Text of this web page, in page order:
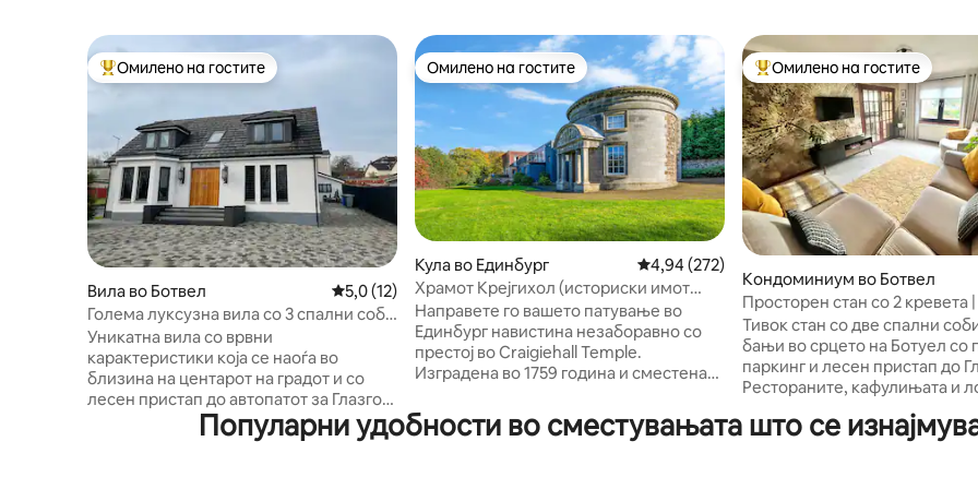
Меѓу најуспешните „Омилени на гостите“
Омилено на гостите
Вила во Ботвел Просечна оцена: 5,0 од 5, 12 рецензии
5,0 (12)
Голема луксузна вила со 3 спални соби
и кино сала
Уникатна вила со врвни
карактеристики која се наоѓа во
близина на центарот на градот и со
лесен пристап до автопатот за Глазгов.
Специјално изградена кино-сала, 3
пространи спални соби (сите со
Омилено на гостите
Омилено на гостите
Кула во Единбург Просечна оцена: 4,94 од 5, 272 рецензии
4,94 (272)
Храмот Крејгихол (историски имот
изграден во 1759 година)
Направете го вашето патување во
Единбург навистина незаборавно со
престој во Craigiehall Temple.
Изградена во 1759 година и сместена
од имотот Craigiehall, таа е
класифицирана во категоријата „А“
Меѓу најуспешните „Омилени
Омилено на гостите
Кондоминиум во Ботвел
Просторен стан со 2 кревета
Во близина на Глазгов
Тивок стан со две спални
бањи во срцето на Ботуел со
паркинг и лесен пристап до
Рестораните, кафулињата и
продавници се на пешачко
Дизајнирани за мирни и
Популарни удобности во сместувањата што се